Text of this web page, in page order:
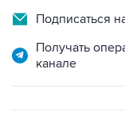
Подписаться
Получать
канале